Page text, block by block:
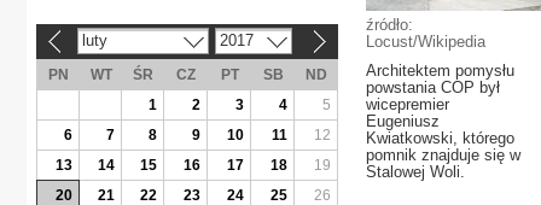
źródło:
Locust/Wikipedia
Architektem pomysłu
powstania COP był
wicepremier
Eugeniusz
Kwiatkowski, którego
pomnik znajduje się w
Stalowej Woli.
luty 2017
PN WT ŚR CZ PT SB
ND
1
2 3 4
5
6
7 8 9 10 11
12
13
14 15 16 17 18
19
20
21 22 23 24 25
26